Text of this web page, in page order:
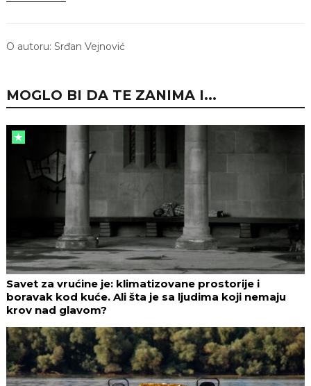
O autoru: Srđan Vejnović
MOGLO BI DA TE ZANIMA I...
Savet za vrućine je: klimatizovane prostorije i
boravak kod kuće. Ali šta je sa ljudima koji nemaju
krov nad glavom?